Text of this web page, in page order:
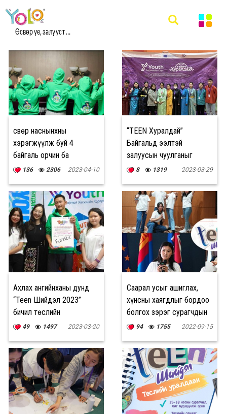
Өсвөр үе, залууст ...
#YSC МЭДЭЭ
Өсвөр наснынхны
хэрэгжүүлж буй 4
байгаль орчин ба
нийгмийн төсөл
136 2306 2023-04-10
“TEEN Хуралдай”
Байгальд ээлтэй
залуусын чуулганыг
Өвөрхангай аймагт зохион
8 1319 2023-03-29
Ахлах ангийнханы дунд
“Teen Шийдэл 2023”
бичил төслийн
уралдааныг зарлалаа
49 1497 2023-03-20
Саарал усыг ашиглах,
хүнсны хаягдлыг бордоо
болгох зэрэг сурагчдын
санаачилсан төслүүд
94 1755 2022-09-15